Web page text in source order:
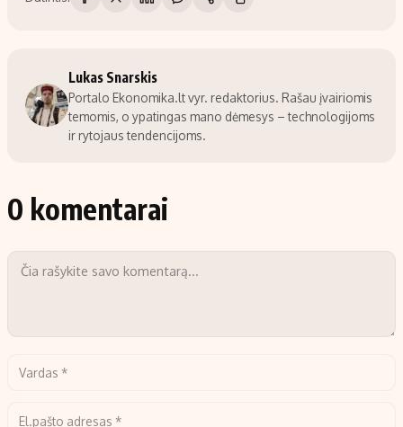
Lukas Snarskis
Portalo Ekonomika.lt vyr. redaktorius. Rašau įvairiomis
temomis, o ypatingas mano dėmesys – technologijoms
ir rytojaus tendencijoms.
0 komentarai